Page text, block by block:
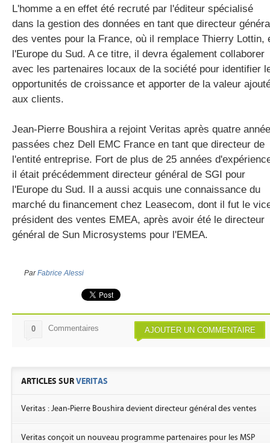
L'homme a en effet été recruté par l'éditeur spécialisé
dans la gestion des données en tant que directeur
des ventes pour la France, où il remplace Thierry Lottin,
l'Europe du Sud. A ce titre, il devra également collaborer
avec les partenaires locaux de la société pour identifier
opportunités de croissance et apporter de la valeur
aux clients.
Jean-Pierre Boushira a rejoint Veritas après quatre
passées chez Dell EMC France en tant que directeur de
l'entité entreprise. Fort de plus de 25 années
il était précédemment directeur général de SGI pour
l'Europe du Sud. Il a aussi acquis une connaissance du
marché du financement chez Leasecom, dont il fut le
président des ventes EMEA, après avoir été le directeur
général de Sun Microsystems pour l'EMEA.
ParFabrice Alessi
AJOUTER UN COMMENTAIRE
0 Commentaires
ARTICLES SURVERITAS
Veritas : Jean-Pierre Boushira devient directeur général des ventes
Veritas conçoit un nouveau programme partenaires pour les MSP